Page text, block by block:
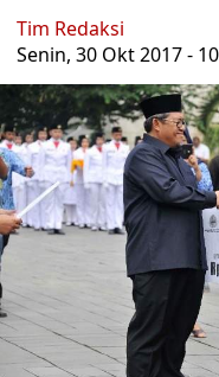
Tim Redaksi
Senin, 30 Okt 2017 -